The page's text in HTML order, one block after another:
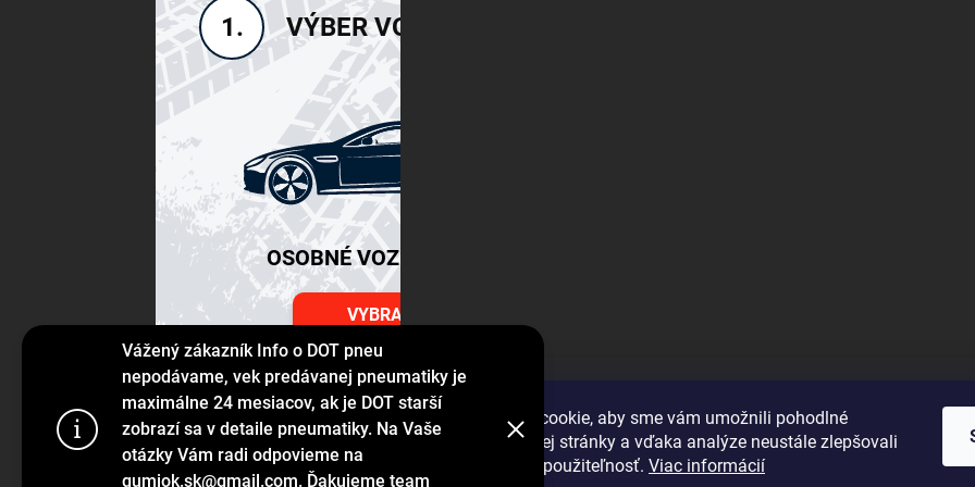
Používame súbory cookie, aby sme vám umožnili pohodlné
prehliadanie webovej stránky a vďaka analýze neustále zlepšovali
jej funkcie, výkon a použiteľnosť. Viac informácií
Vážený zákazník Info o DOT pneu
nepodávame, vek predávanej pneumatiky je
maximálne 24 mesiacov, ak je DOT starší
zobrazí sa v detaile pneumatiky. Na Vaše
otázky Vám radi odpovieme na
gumiok.sk@gmail.com. Ďakujeme team
1. VÝBER VOZIDLA
OSOBNÉ VOZIDLÁ SUV
VYBRAŤ